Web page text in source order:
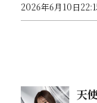
2026年6月10日
天